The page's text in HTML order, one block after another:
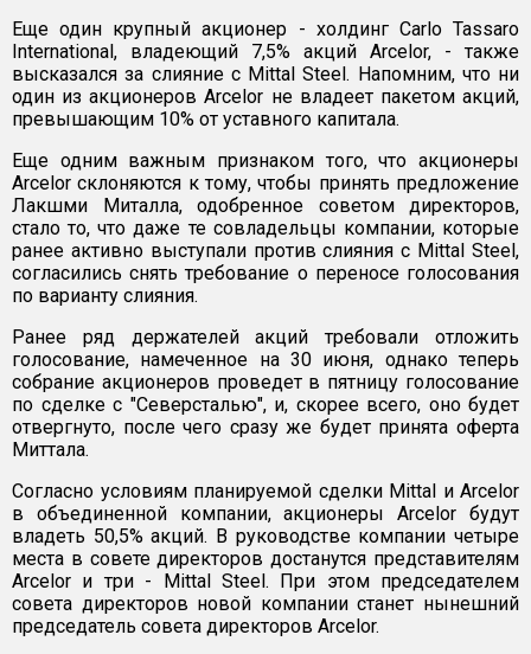
Еще один крупный акционер - холдинг Carlo Tassaro
International, владеющий 7,5% акций Arcelor, - также
высказался за слияние с Mittal Steel. Напомним, что ни
один из акционеров Arcelor не владеет пакетом акций,
превышающим 10% от уставного капитала.
Еще одним важным признаком того, что акционеры
Arcelor склоняются к тому, чтобы принять предложение
Лакшми Миталла, одобренное советом директоров,
стало то, что даже те совладельцы компании, которые
ранее активно выступали против слияния с Mittal Steel,
согласились снять требование о переносе голосования
по варианту слияния.
Ранее ряд держателей акций требовали отложить
голосование, намеченное на 30 июня, однако теперь
собрание акционеров проведет в пятницу голосование
по сделке с "Северсталью", и, скорее всего, оно будет
отвергнуто, после чего сразу же будет принята оферта
Миттала.
Согласно условиям планируемой сделки Mittal и Arcelor
в объединенной компании, акционеры Arcelor будут
владеть 50,5% акций. В руководстве компании четыре
места в совете директоров достанутся представителям
Arcelor и три - Mittal Steel. При этом председателем
совета директоров новой компании станет нынешний
председатель совета директоров Arcelor.